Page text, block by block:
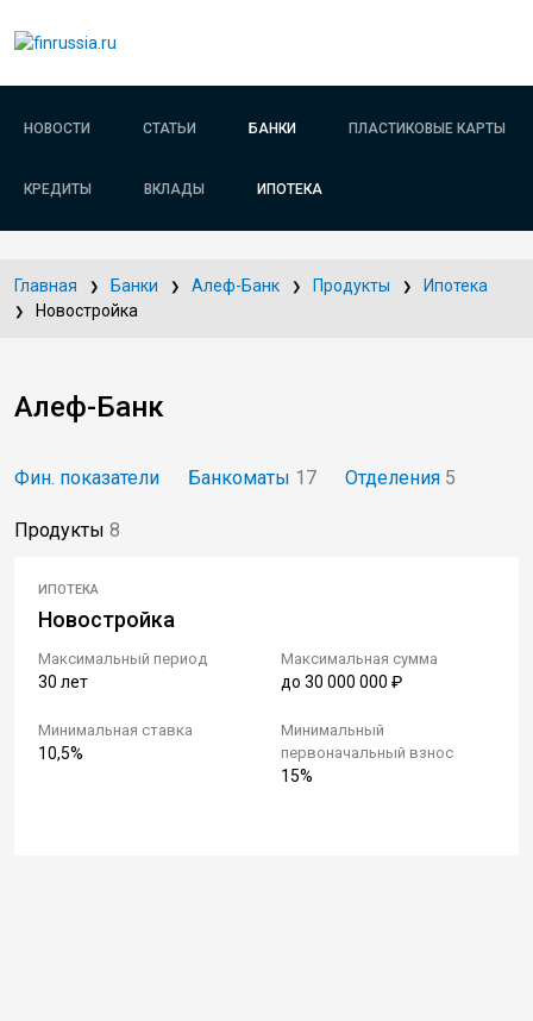
НОВОСТИ СТАТЬИ БАНКИ ПЛАСТИКОВЫЕ КАРТЫ
КРЕДИТЫ ВКЛАДЫ ИПОТЕКА
Главная Банки Алеф-Банк Продукты
Ипотека
Новостройка
Алеф-Банк
Фин. показатели Банкоматы 17 Отделения 5
Продукты 8
ИПОТЕКА
Новостройка
Максимальный период
30 лет
Максимальная сумма
до 30 000 000 ₽
Минимальная ставка
10,5%
Минимальный
первоначальный взнос
15%